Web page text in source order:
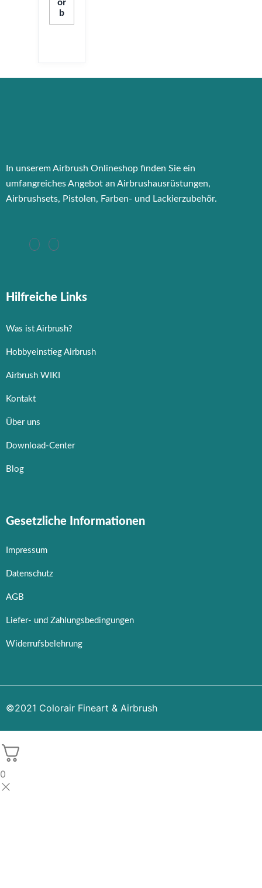
B
In unserem Airbrush Onlineshop finden Sie ein
umfangreiches Angebot an Airbrushausrüstungen,
Airbrushsets, Pistolen, Farben- und Lackierzubehör.
Hilfreiche Links
Was ist Airbrush?
Hobbyeinstieg Airbrush
Airbrush WIKI
Kontakt
Über uns
Download-Center
Blog
Gesetzliche Informationen
Impressum
Datenschutz
AGB
Liefer- und Zahlungsbedingungen
Widerrufsbelehrung
©2021 Colorair Fineart & Airbrush
0